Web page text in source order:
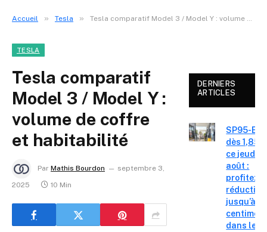
Accueil » Tesla » Tesla comparatif Model 3 / Model Y : volume de coffre et habitabilité
TESLA
Tesla comparatif
Model 3 / Model Y :
volume de coffre
et habitabilité
Par Mathis Bourdon
septembre 3,
2025
10 Min
DERNIERS
ARTICLES
SP95-E10
dès 1,85
ce jeudi 6
août :
profitez
jusqu’à 15
centimes
dans les